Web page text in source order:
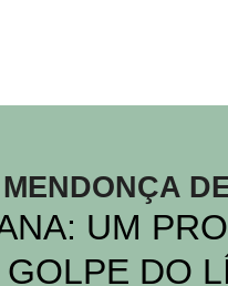
UM
GOLPE DO